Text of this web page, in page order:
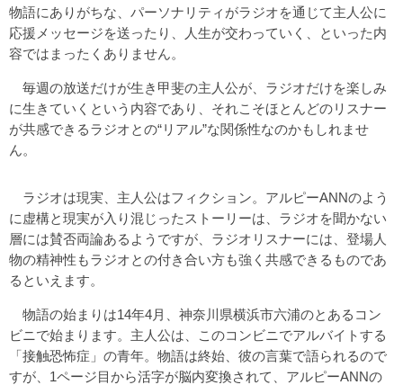
物語にありがちな、パーソナリティがラジオを通じて主人公に
応援メッセージを送ったり、人生が交わっていく、といった内
容ではまったくありません。
毎週の放送だけが生き甲斐の主人公が、ラジオだけを楽しみ
に生きていくという内容であり、それこそほとんどのリスナー
が共感できるラジオとの“リアル”な関係性なのかもしれませ
ん。
ラジオは現実、主人公はフィクション。アルピーANNのよう
に虚構と現実が入り混じったストーリーは、ラジオを聞かない
層には賛否両論あるようですが、ラジオリスナーには、登場人
物の精神性もラジオとの付き合い方も強く共感できるものであ
るといえます。
物語の始まりは14年4月、神奈川県横浜市六浦のとあるコン
ビニで始まります。主人公は、このコンビニでアルバイトする
「接触恐怖症」の青年。物語は終始、彼の言葉で語られるので
すが、1ページ目から活字が脳内変換されて、アルピーANNの